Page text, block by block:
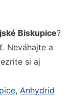
Biskupice?
Neváhajte a
si aj
, Anhydrid